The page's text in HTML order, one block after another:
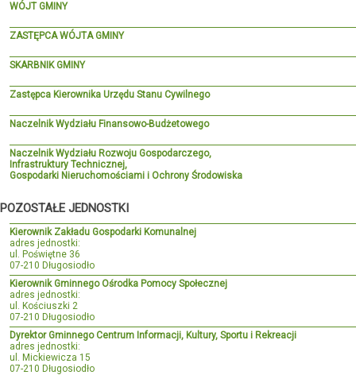
WÓJT GMINY
ZASTĘPCA WÓJTA GMINY
SKARBNIK GMINY
Zastępca Kierownika Urzędu Stanu Cywilnego
Naczelnik Wydziału Finansowo-Budżetowego
Naczelnik Wydziału Rozwoju Gospodarczego,
Infrastruktury Technicznej,
Gospodarki Nieruchomościami i Ochrony Środowiska
POZOSTAŁE JEDNOSTKI
Kierownik Zakładu Gospodarki Komunalnej
adres jednostki:
ul. Poświętne 36
07-210 Długosiodło
Kierownik Gminnego Ośrodka Pomocy Społecznej
adres jednostki:
ul. Kościuszki 2
07-210 Długosiodło
Dyrektor Gminnego Centrum Informacji, Kultury, Sportu i Rekreacji
adres jednostki:
ul. Mickiewicza 15
07-210 Długosiodło